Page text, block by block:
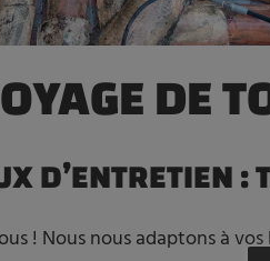
DE
D’ENTRETIEN
! Nous nous adaptons à vos